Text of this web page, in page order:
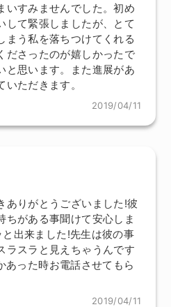
いすみませんでした。初め
して緊張しましたが、とて
まう私を落ちつけてくれる
ださったのが嬉しかったで
と思います。また進展があ
ただきます。
2019/04/11
ありがとうございました!彼
ちがある事聞けて安心しま
出来ました!先生は彼の事
ラスラと見えちゃうんです
あった時お電話させてもら
2019/04/11